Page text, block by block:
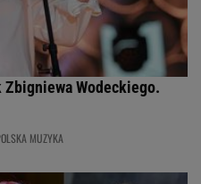
Wodeckiego.
MUZYKA